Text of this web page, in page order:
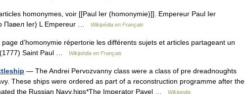
homonymes, voir [[Paul Ier (homonymie)]]. Empereur Paul Ier
Павел Ier) L Empereur …
Wikipédia en Français
d’homonymie répertorie les différents sujets et articles partageant un
(1777) Saint Paul …
Wikipédia en Français
— The Andrei Pervozvanny class were a class of pre dreadnoughts
These ships were ordered as part of a reconstruction programme after the
the Russian Navy.hips*The Imperator Pavel …
Wikipedia